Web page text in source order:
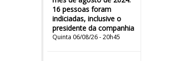
16 pessoas foram
indiciadas, inclusive o
presidente da companhia
Quinta 06/08/26 - 20h45